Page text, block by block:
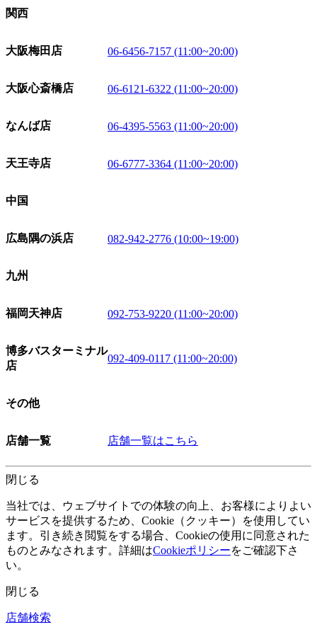
関西
大阪梅田店 06-6456-7157 (11:00~20:00)
大阪心斎橋店 06-6121-6322 (11:00~20:00)
なんば店 06-4395-5563 (11:00~20:00)
天王寺店 06-6777-3364 (11:00~20:00)
中国
広島隅の浜店 082-942-2776 (10:00~19:00)
九州
福岡天神店 092-753-9220 (11:00~20:00)
博多バスターミナル
店
092-409-0117 (11:00~20:00)
その他
店舗一覧 店舗一覧はこちら
閉じる
当社では、ウェブサイトでの体験の向上、お客様によりよい
サービスを提供するため、Cookie（クッキー）を使用してい
ます。引き続き閲覧をする場合、Cookieの使用に同意された
ものとみなされます。詳細はCookieポリシーをご確認下さ
い。
閉じる
店舗検索